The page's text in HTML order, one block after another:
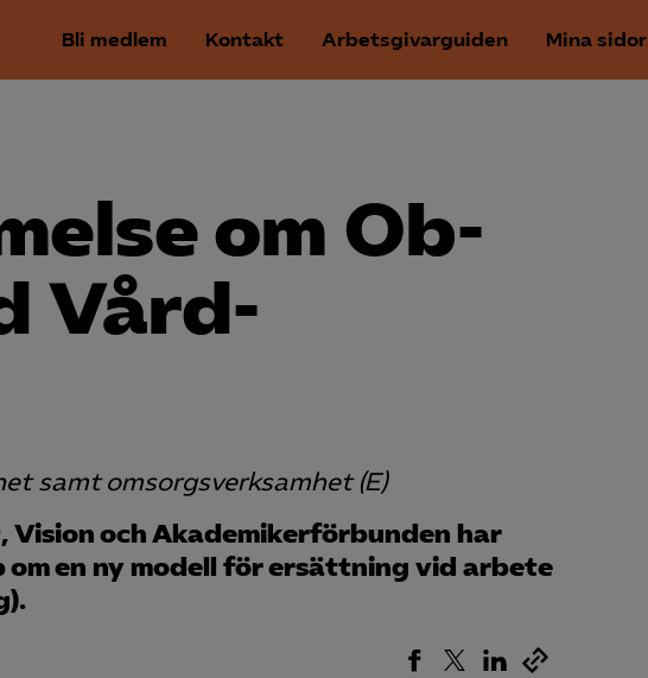
Bli medlem Kontakt Arbetsgivarguiden Mina sidor
om Ob-
Vård­
samt omsorgsverksamhet (E)
och Akademikerförbunden har
en ny modell för ersättning vid arbete